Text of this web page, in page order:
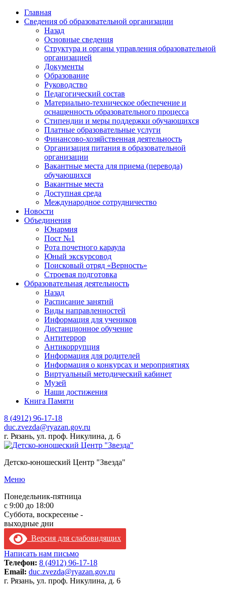
Skip
Главная
Сведения об образовательной организации
Назад
Основные сведения
Структура и органы управления образовательной
организацией
Документы
Образование
Руководство
Педагогический состав
Материально-техническое обеспечение и
оснащенность образовательного процесса
Стипендии и меры поддержки обучающихся
Платные образовательные услуги
Финансово-хозяйственная деятельность
Организация питания в образовательной
организации
Вакантные места для приема (перевода)
обучающихся
Вакантные места
Доступная среда
Международное сотрудничество
Новости
Объединения
Юнармия
Пост №1
Рота почетного караула
Юный экскурсовод
Поисковый отряд «Верность»
Строевая подготовка
Образовательная деятельность
Назад
Расписание занятий
Виды направленностей
Информация для учеников
Дистанционное обучение
Антитеррор
Антикоррупция
Информация для родителей
Информация о конкурсах и мероприятиях
Виртуальный методический кабинет
Музей
Наши достижения
Книга Памяти
8 (4912) 96-17-18
duc.zvezda@ryazan.gov.ru
г. Рязань, ул. проф. Никулина, д. 6
Детско-юношеский Центр "Звезда"
Меню
Понедельник-пятница
с 9:00 до 18:00
Суббота, воскресенье -
выходные дни
Версия для слабовидящих
Написать нам письмо
Телефон: 8 (4912) 96-17-18
Email: duc.zvezda@ryazan.gov.ru
г. Рязань, ул. проф. Никулина, д. 6